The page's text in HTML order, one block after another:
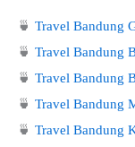
🍵 Travel Bandung
🍵 Travel Bandung
🍵 Travel Bandung
🍵 Travel Bandung
🍵 Travel Bandung